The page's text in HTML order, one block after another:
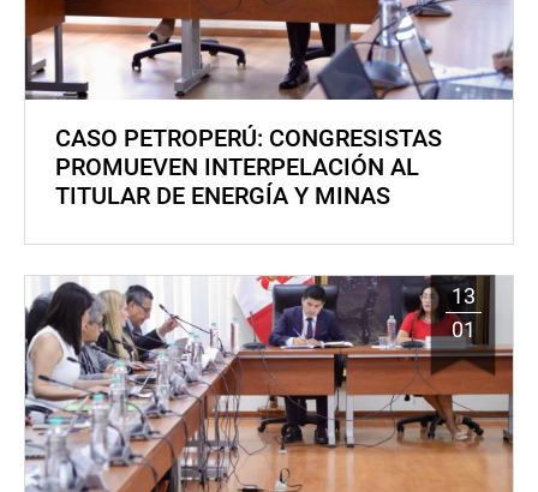
CASO PETROPERÚ: CONGRESISTAS
PROMUEVEN INTERPELACIÓN AL
TITULAR DE ENERGÍA Y MINAS
13
01